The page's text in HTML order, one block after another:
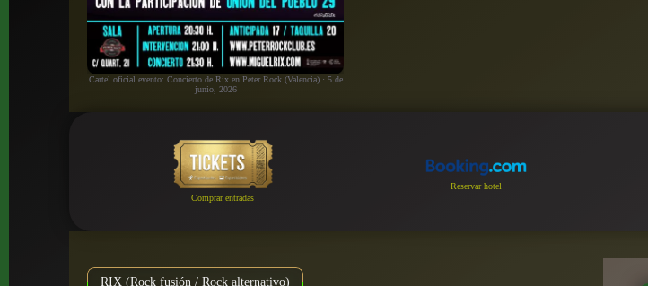
Cartel oficial evento: Concierto de Rix en Peter Rock (Valencia) · 5 de
junio, 2026
Comprar entradas
Reservar hotel
RIX (Rock fusión / Rock alternativo)